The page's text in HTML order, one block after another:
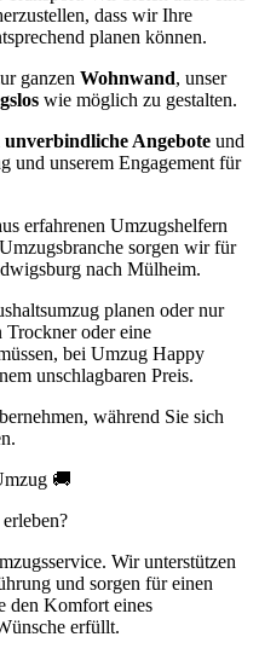
dass wir Ihre
planen können.
ganzen Wohnwand, unser
wie möglich zu gestalten.
unverbindliche Angebote und
und unserem Engagement für
erfahrenen Umzugshelfern
sorgen wir für
nach Mülheim.
planen oder nur
Trockner oder eine
bei Umzug Happy
unschlagbaren Preis.
während Sie sich
🚚
Wir unterstützen
und sorgen für einen
den Komfort eines
erfüllt.